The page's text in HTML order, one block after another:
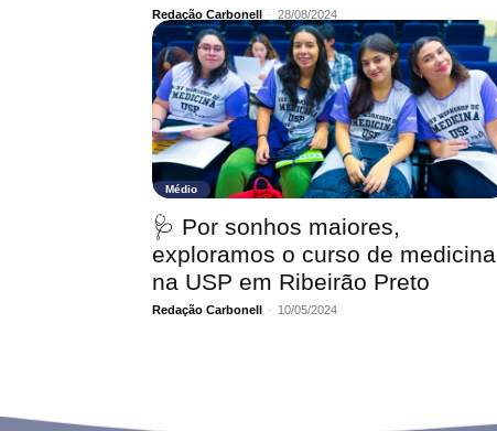
Redação Carbonell - 28/08/2024
Médio
🩺 Por sonhos maiores,
exploramos o curso de medicina
na USP em Ribeirão Preto
Redação Carbonell - 10/05/2024